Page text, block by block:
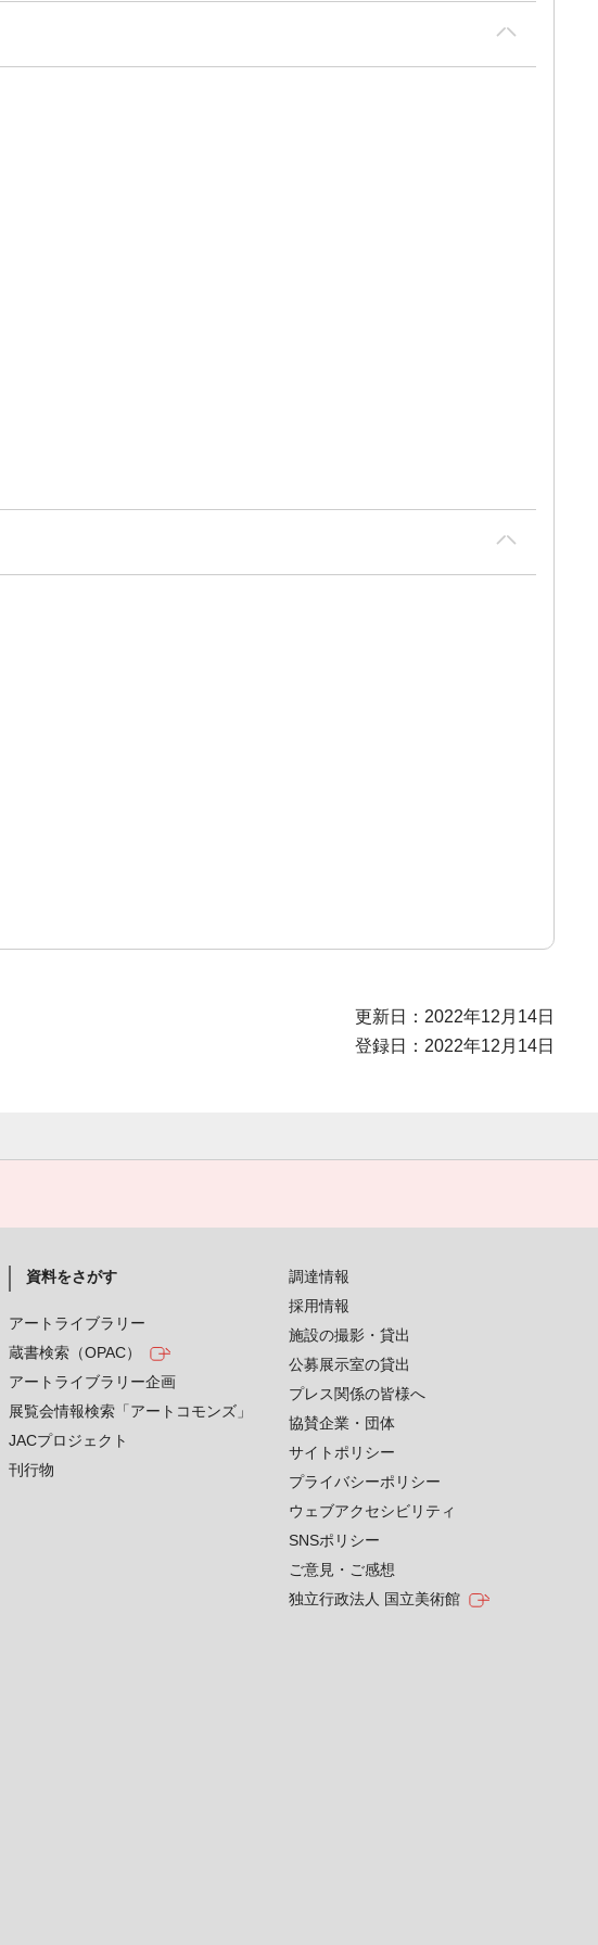
更新日：2022年12月14日
登録日：2022年12月14日
資料をさがす
アートライブラリー
蔵書検索（OPAC）
アートライブラリー企画
展覧会情報検索「アートコモンズ」
JACプロジェクト
刊行物
調達情報
採用情報
施設の撮影・貸出
公募展示室の貸出
プレス関係の皆様へ
協賛企業・団体
サイトポリシー
プライバシーポリシー
ウェブアクセシビリティ
SNSポリシー
ご意見・ご感想
独立行政法人 国立美術館